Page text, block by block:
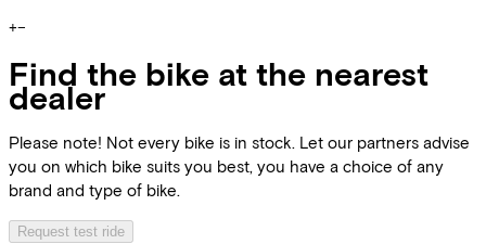
+−
Find the bike at the nearest
dealer
Please note! Not every bike is in stock. Let our partners advise
you on which bike suits you best, you have a choice of any
brand and type of bike.
Request test ride